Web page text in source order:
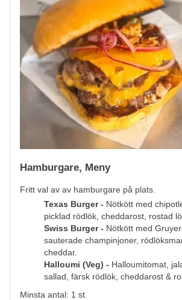
Hamburgare, Meny
Fritt val av av hamburgare på plats.
Texas Burger - Nötkött med
picklad rödlök, cheddarost, rostad
Swiss Burger - Nötkött med
sauterade champinjoner,
cheddar.
Halloumi (Veg) - Halloumitomat,
sallad, färsk rödlök, cheddarost &
Minsta antal: 1 st